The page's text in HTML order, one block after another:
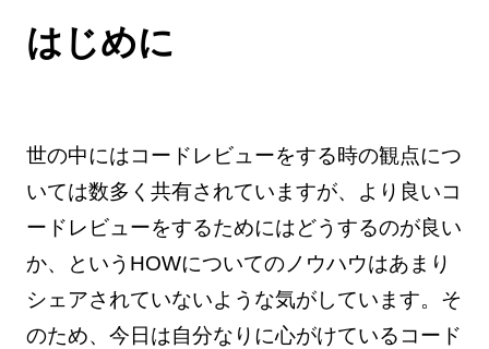
はじめに
世の中にはコードレビューをする時の観点につ
いては数多く共有されていますが、より良いコ
ードレビューをするためにはどうするのが良い
か、というHOWについてのノウハウはあまり
シェアされていないような気がしています。そ
のため、今日は自分なりに心がけているコード